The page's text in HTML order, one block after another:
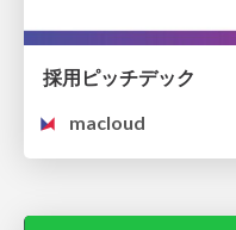
採用ピッチデック
macloud